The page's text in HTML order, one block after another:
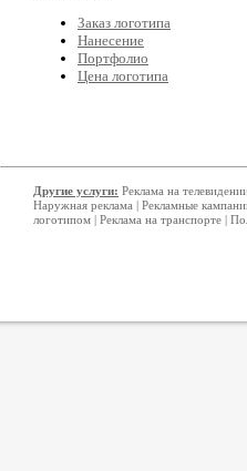
Заказ логотипа
Нанесение
Портфолио
Цена логотипа
Другие услуги: Реклама на
Наружная реклама | Рекламные
логотипом | Реклама на транспорте |